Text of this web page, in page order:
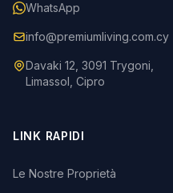
WhatsApp
info@premiumliving.com.cy
Davaki 12, 3091 Trygoni,
Limassol, Cipro
LINK RAPIDI
Le Nostre Proprietà